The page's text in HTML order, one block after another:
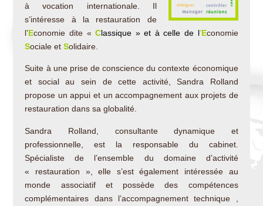
à vocation internationale. Il
s’intéresse à la restauration de
l’Economie dite «Classique » et à celle de l’Economie
Sociale etSolidaire.
Suite à une prise de conscience du contexte économique
et social au sein de cette activité, Sandra Rolland
propose un appui et un accompagnement aux projets de
restauration dans sa globalité.
Sandra Rolland, consultante dynamique et
professionnelle, est la responsable du cabinet.
Spécialiste de l’ensemble du domaine d’activité
« restauration », elle s’est également intéressée au
monde associatif et possède des compétences
complémentaires dans l’accompagnement technique ,